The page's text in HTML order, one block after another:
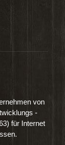
von
-
für Internet